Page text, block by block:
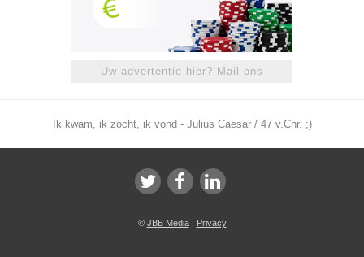
Uw advertentie hier? Mail ons
Ik kwam, ik zocht, ik vond - Julius Caesar / 47 v.Chr. ;)
© JBB Media| Privacy